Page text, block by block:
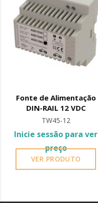
Fonte de Alimentação
DIN-RAIL 12 VDC
TW45-12
Inicie sessão para ver
preço
VER PRODUTO